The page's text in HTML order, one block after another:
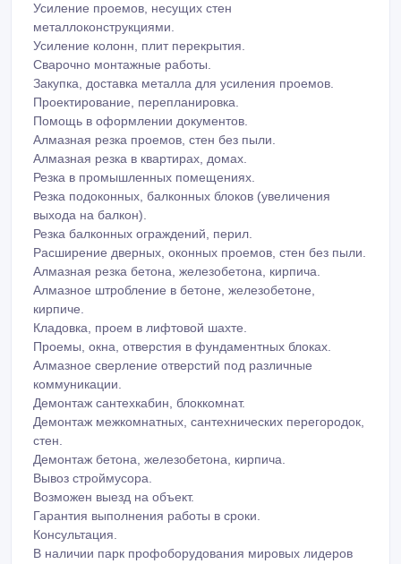
Усиление проемов, несущих стен
металлоконструкциями.
Усиление колонн, плит перекрытия.
Сварочно монтажные работы.
Закупка, доставка металла для усиления проемов.
Проектирование, перепланировка.
Помощь в оформлении документов.
Алмазная резка проемов, стен без пыли.
Алмазная резка в квартирах, домах.
Резка в промышленных помещениях.
Резка подоконных, балконных блоков (увеличения
выхода на балкон).
Резка балконных ограждений, перил.
Расширение дверных, оконных проемов, стен без пыли.
Алмазная резка бетона, железобетона, кирпича.
Алмазное штробление в бетоне, железобетоне,
кирпиче.
Кладовка, проем в лифтовой шахте.
Проемы, окна, отверстия в фундаментных блоках.
Алмазное сверление отверстий под различные
коммуникации.
Демонтаж сантехкабин, блоккомнат.
Демонтаж межкомнатных, сантехнических перегородок,
стен.
Демонтаж бетона, железобетона, кирпича.
Вывоз строймусора.
Возможен выезд на объект.
Гарантия выполнения работы в сроки.
Консультация.
В наличии парк профоборудования мировых лидеров